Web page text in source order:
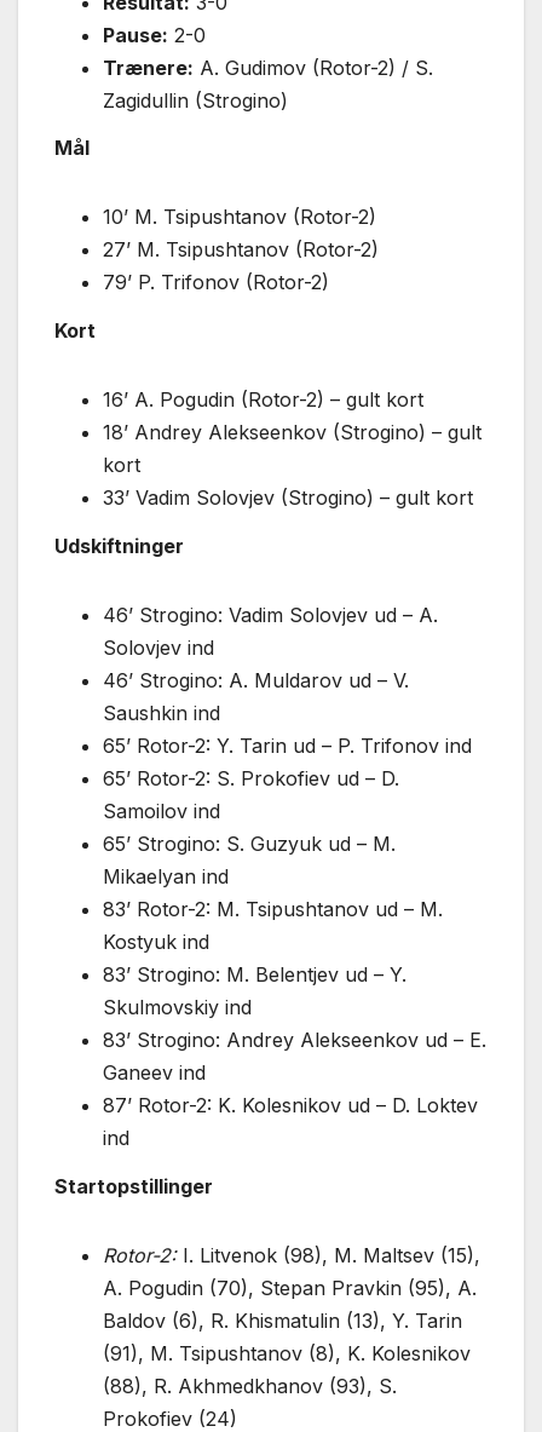
Pause: 2-0
Trænere: A. Gudimov (Rotor-2) / S.
Zagidullin (Strogino)
Mål
10’ M. Tsipushtanov (Rotor-2)
27’ M. Tsipushtanov (Rotor-2)
79’ P. Trifonov (Rotor-2)
Kort
16’ A. Pogudin (Rotor-2) – gult kort
18’ Andrey Alekseenkov (Strogino) – gult
kort
33’ Vadim Solovjev (Strogino) – gult kort
Udskiftninger
46’ Strogino: Vadim Solovjev ud – A.
Solovjev ind
46’ Strogino: A. Muldarov ud – V.
Saushkin ind
65’ Rotor-2: Y. Tarin ud – P. Trifonov ind
65’ Rotor-2: S. Prokofiev ud – D.
Samoilov ind
65’ Strogino: S. Guzyuk ud – M.
Mikaelyan ind
83’ Rotor-2: M. Tsipushtanov ud – M.
Kostyuk ind
83’ Strogino: M. Belentjev ud – Y.
Skulmovskiy ind
83’ Strogino: Andrey Alekseenkov ud – E.
Ganeev ind
87’ Rotor-2: K. Kolesnikov ud – D. Loktev
ind
Startopstillinger
Rotor-2:I. Litvenok (98), M. Maltsev (15),
A. Pogudin (70), Stepan Pravkin (95), A.
Baldov (6), R. Khismatulin (13), Y. Tarin
(91), M. Tsipushtanov (8), K. Kolesnikov
(88), R. Akhmedkhanov (93), S.
Prokofiev (24)